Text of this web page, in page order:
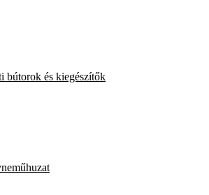
bútorok és kiegészítők